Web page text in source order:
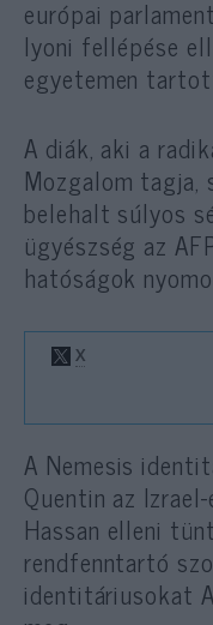
európai
lyoni fellépése
egyetemen
A diák, aki a
Mozgalom tagja,
belehalt súlyos
ügyészség az
hatóságok
A Nemesis
Quentin az
Hassan elleni
rendfenntartó
identitáriusokat